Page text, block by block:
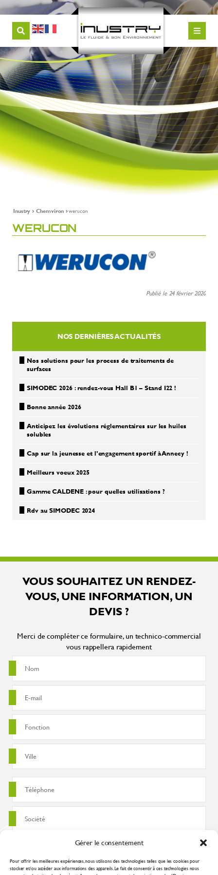
Gérer le consentement
Pour offrir les meilleures expériences, nous utilisons des technologies telles que les cookies pour
stocker et/ou accéder aux informations des appareils. Le fait de consentir à ces technologies nous
Inustry Chemviron werucon
WERUCON
Publié le 24 février 2020
NOS DERNIÈRES ACTUALITÉS
Nos solutions pour les process de traitements de
surfaces
SIMODEC 2026 : rendez-vous Hall B1 – Stand I22 !
Bonne année 2026
Anticipez les évolutions réglementaires sur les huiles
solubles
Cap sur la jeunesse et l’engagement sportif à Annecy !
Meilleurs voeux 2025
Gamme CALDENE : pour quelles utilisations ?
Rdv au SIMODEC 2024
VOUS SOUHAITEZ UN RENDEZ-
VOUS, UNE INFORMATION, UN
DEVIS ?
Merci de compléter ce formulaire, un technico-commercial
vous rappellera rapidement